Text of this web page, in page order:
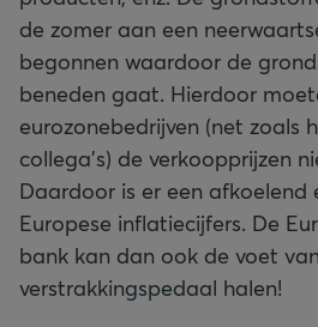
de zomer aan een
begonnen waardoor de
beneden gaat. Hierdoor
eurozonebedrijven (net zoals
collega’s) de verkoopprijzen
Daardoor is er een afkoelend
Europese inflatiecijfers. De
bank kan dan ook de voet
verstrakkingspedaal halen!